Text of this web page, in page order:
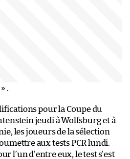
.
pour la Coupe du
jeudi à Wolfsburg et à
les joueurs de la sélection
aux tests PCR lundi.
l’un d’entre eux, le test s’est